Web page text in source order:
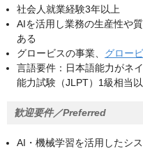
社会人就業経験3年以上
AIを活用し業務の生産性や
ある
グロービスの事業、 グロー
言語要件：日本語能力がネ
能力試験（JLPT）1級相当
歓迎要件／Preferred
AI・機械学習を活用したシ